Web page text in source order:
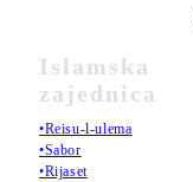
Islamska
zajednica
•Reisu-l-ulema
•Sabor
•Rijaset